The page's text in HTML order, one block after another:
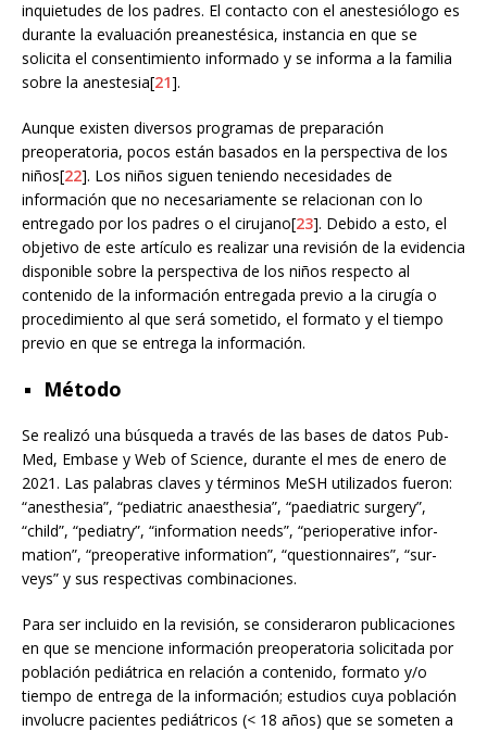
inquietudes de los padres. El contacto con el anestesiólogo es
durante la evaluación preanestésica, instancia en que se
solicita el consentimiento informado y se informa a la familia
sobre la anestesia[21].
Aunque existen diversos programas de preparación
preoperatoria, pocos están basados en la perspectiva de los
niños[22]. Los niños siguen teniendo necesidades de
información que no necesariamente se relacionan con lo
entregado por los padres o el cirujano[23]. Debido a esto, el
objetivo de este artículo es realizar una revisión de la evidencia
disponible sobre la perspectiva de los niños respecto al
contenido de la información entregada previo a la cirugía o
procedimiento al que será sometido, el formato y el tiempo
previo en que se entrega la información.
Método
Se realizó una búsqueda a través de las bases de datos Pub-
Med, Embase y Web of Science, durante el mes de enero de
2021. Las palabras claves y términos MeSH utilizados fueron:
“anesthesia”, “pediatric anaesthesia”, “paediatric surgery”,
“child”, “pediatry”, “information needs”, “perioperative infor-
mation”, “preoperative information”, “questionnaires”, “sur-
veys” y sus respectivas combinaciones.
Para ser incluido en la revisión, se consideraron publicaciones
en que se mencione información preoperatoria solicitada por
población pediátrica en relación a contenido, formato y/o
tiempo de entrega de la información; estudios cuya población
involucre pacientes pediátricos (< 18 años) que se someten a